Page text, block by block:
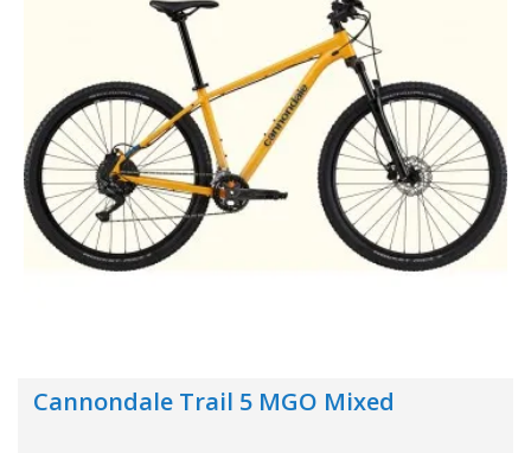
Cannondale Trail 5 MGO Mixed